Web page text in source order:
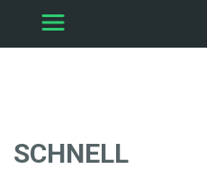
SCHNELL